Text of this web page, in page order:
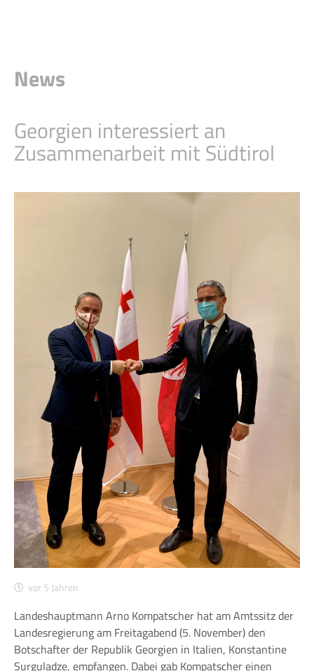
News
Georgien interessiert an
Zusammenarbeit mit Südtirol
vor 5 Jahren
Landeshauptmann Arno Kompatscher hat am Amtssitz der
Landesregierung am Freitagabend (5. November) den
Botschafter der Republik Georgien in Italien, Konstantine
Surguladze, empfangen. Dabei gab Kompatscher einen